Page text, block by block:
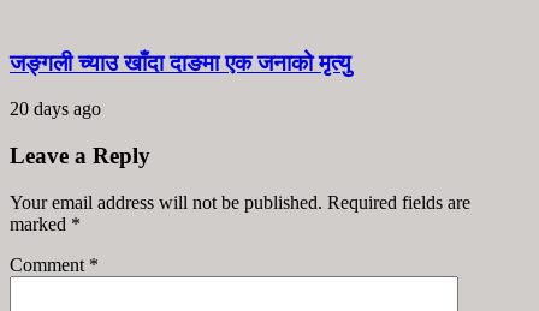
जङ्गली च्याउ खाँदा दाङमा एक जनाको मृत्यु
20 days ago
Leave a Reply
Your email address will not be published. Required fields are
marked *
Comment *